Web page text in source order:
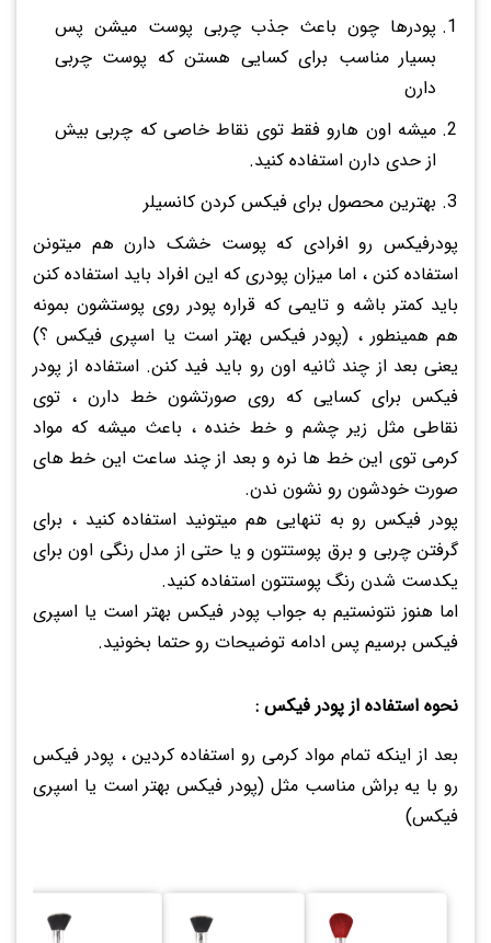
پودرها چون باعث جذب چربی پوست میشن پس
بسیار مناسب برای کسایی هستن که پوست چربی
دارن
میشه اون هارو فقط توی نقاط خاصی که چربی بیش
از حدی دارن استفاده کنید.
بهترین محصول برای فیکس کردن کانسیلر
پودرفیکس رو افرادی که پوست خشک دارن هم میتونن
استفاده کنن ، اما میزان پودری که این افراد باید استفاده کنن
باید کمتر باشه و تایمی که قراره پودر روی پوستشون بمونه
هم همینطور ، (پودر فیکس بهتر است یا اسپری فیکس ؟)
یعنی بعد از چند ثانیه اون رو باید فید کنن. استفاده از پودر
فیکس برای کسایی که روی صورتشون خط دارن ، توی
نقاطی مثل زیر چشم و خط خنده ، باعث میشه که مواد
کرمی توی این خط ها نره و بعد از چند ساعت این خط های
صورت خودشون رو نشون ندن.
پودر فیکس رو به تنهایی هم میتونید استفاده کنید ، برای
گرفتن چربی و برق پوستتون و یا حتی از مدل رنگی اون برای
یکدست شدن رنگ پوستتون استفاده کنید.
اما هنوز نتونستیم به جواب پودر فیکس بهتر است یا اسپری
فیکس برسیم پس ادامه توضیحات رو حتما بخونید.
نحوه استفاده از پودر فیکس :
بعد از اینکه تمام مواد کرمی رو استفاده کردین ، پودر فیکس
رو با یه براش مناسب مثل (پودر فیکس بهتر است یا اسپری
فیکس)